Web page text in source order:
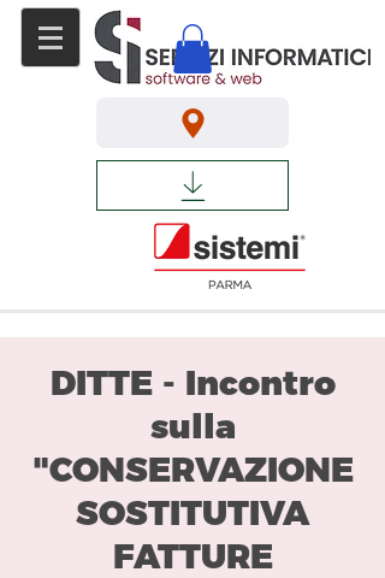
DITTE - Incontro
sulla
"CONSERVAZIONE
SOSTITUTIVA
FATTURE